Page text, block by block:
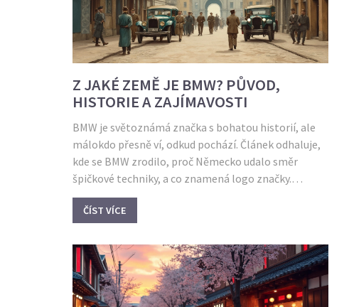
Z JAKÉ ZEMĚ JE BMW? PŮVOD,
HISTORIE A ZAJÍMAVOSTI
BMW je světoznámá značka s bohatou historií, ale
málokdo přesně ví, odkud pochází. Článek odhaluje,
kde se BMW zrodilo, proč Německo udalo směr
špičkové techniky, a co znamená logo značky.
Porovnáme BMW s jinými automobilkami a přidáme
pár tipů pro milovníky aut, kteří chtějí BMW opravdu
o BMW netuší.
ČÍST VÍCE